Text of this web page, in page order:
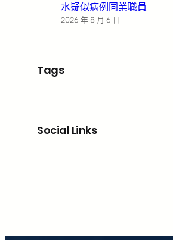
水疑似病例同業職員
2026 年 8 月 6 日
Tags
Social Links